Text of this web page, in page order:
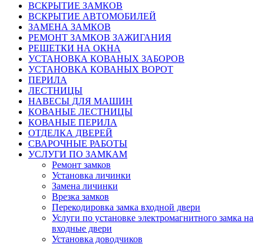
ВСКРЫТИЕ ЗАМКОВ
ВСКРЫТИЕ АВТОМОБИЛЕЙ
ЗАМЕНА ЗАМКОВ
РЕМОНТ ЗАМКОВ ЗАЖИГАНИЯ
РЕШЕТКИ НА ОКНА
УСТАНОВКА КОВАНЫХ ЗАБОРОВ
УСТАНОВКА КОВАНЫХ ВОРОТ
ПЕРИЛА
ЛЕСТНИЦЫ
НАВЕСЫ ДЛЯ МАШИН
КОВАНЫЕ ЛЕСТНИЦЫ
КОВАНЫЕ ПЕРИЛА
ОТДЕЛКА ДВЕРЕЙ
СВАРОЧНЫЕ РАБОТЫ
УСЛУГИ ПО ЗАМКАМ
Ремонт замков
Установка личинки
Замена личинки
Врезка замков
Перекодировка замка входной двери
Услуги по установке электромагнитного замка на
входные двери
Установка доводчиков